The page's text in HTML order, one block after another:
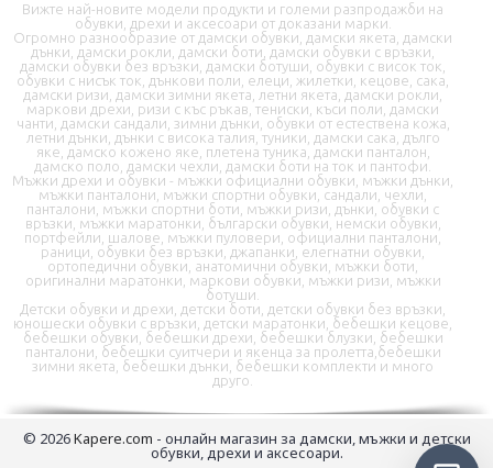
Вижте най-новите модели продукти и големи разпродажби на
обувки, дрехи и аксесоари от доказани марки.
Огромно разнообразие от дамски обувки, дамски якета, дамски
дънки, дамски рокли, дамски боти, дамски обувки с връзки,
дамски обувки без връзки, дамски ботуши, обувки с висок ток,
обувки с нисък ток, дънкови поли, елеци, жилетки, кецове, сака,
дамски ризи, дамски зимни якета, летни якета, дамски рокли,
маркови дрехи, ризи с къс ръкав, тениски, къси поли, дамски
чанти, дамски сандали, зимни дънки, обувки от естествена кожа,
летни дънки, дънки с висока талия, туники, дамски сака, дълго
яке, дамско кожено яке, плетена туника, дамски панталон,
дамско поло, дамски чехли, дамски боти на ток и пантофи.
Мъжки дрехи и обувки - мъжки официални обувки, мъжки дънки,
мъжки панталони, мъжки спортни обувки, сандали, чехли,
панталони, мъжки спортни боти, мъжки ризи, дънки, обувки с
връзки, мъжки маратонки, български обувки, немски обувки,
портфейли, шалове, мъжки пуловери, официални панталони,
раници, обувки без връзки, джапанки, елегнатни обувки,
ортопедични обувки, анатомични обувки, мъжки боти,
оригинални маратонки, маркови обувки, мъжки ризи, мъжки
ботуши.
Детски обувки и дрехи, детски боти, детски обувки без връзки,
юношески обувки с връзки, детски маратонки, бебешки кецове,
бебешки обувки, бебешки дрехи, бебешки блузки, бебешки
панталони, бебешки суитчери и якенца за пролетта,бебешки
зимни якета, бебешки дънки, бебешки комплекти и много
друго.
© 2026Kapere.com - онлайн магазин за дамски, мъжки и детски
обувки, дрехи и аксесоари.
📦 Информация за доставка
🔄 Подмяна и връщания
❓ Въпроси и отговори
✉️ Контактна форма